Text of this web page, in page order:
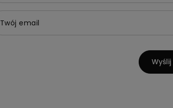
Twój email